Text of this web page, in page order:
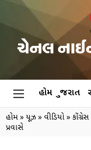
હોમ ગુજરાત
હોમ» ન્યૂઝ » વીડિયો»
પ્રવાસે